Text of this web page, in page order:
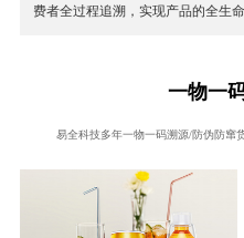
费者全过程追溯，实现产品的全生命
一物一
易全科技多年一物一码溯源/防伪防窜